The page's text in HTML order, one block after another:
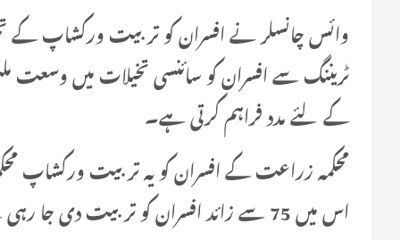
وائس چانسلر نے افسران کو تربیت ورکشاپ
ٹریننگ سے افسران کو سائنسی تخیلات میں وسعت
کے لئے مدد فراہم کرتی ہے۔
محکمہ زراعت کے افسران کو یہ تربیت ورکشاپ
اس میں 75 سے زائد افسران کو تربیت دی جا رہی ہے۔